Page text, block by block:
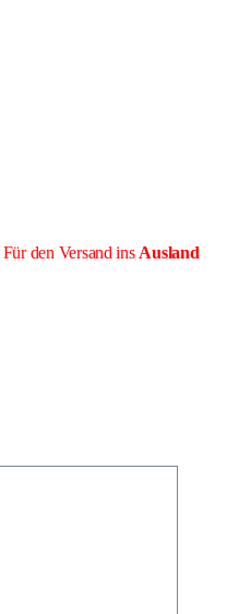
den Versand ins Ausland